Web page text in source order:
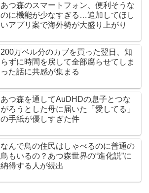
あつ森のスマートフォン、便利そうな
のに機能が少なすぎる…追加してほし
いアプリ案で海外勢が大盛り上がり
200万ベル分のカブを買った翌日、知
らずに時間を戻して全部腐らせてしま
った話に共感が集まる
あつ森を通してAuDHDの息子とつな
がろうとした母に届いた「愛してる」
の手紙が優しすぎた件
なんで鳥の住民はしゃべるのに普通の
鳥もいるの？あつ森世界の“進化説”に
納得する人が続出